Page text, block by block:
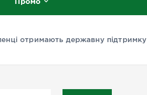
отримають державну підтримку